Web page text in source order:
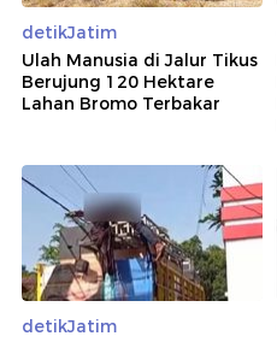
detikJatim
Ulah Manusia di Jalur Tikus
Berujung 120 Hektare
Lahan Bromo Terbakar
detikJatim